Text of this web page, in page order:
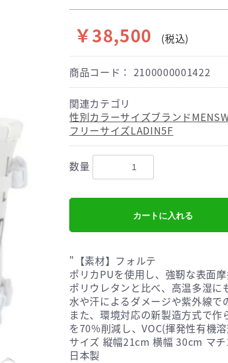
￥38,500 (税込)
商品コード： 2100000001422
関連カテゴリ
性別カラーサイズブランドMENS
フリーサイズLADIN5F
数量
カートに入れる
"【素材】フォルテ
ポリカPUを使用し、強靭な表面
ポリウレタンと比べ、高温多湿に
水や汗によるダメージや紫外線で
また、環境対応の新製造方式で
を70%削減し、VOC(揮発性有機
サイズ 縦幅21cm 横幅 30cm マ
日本製